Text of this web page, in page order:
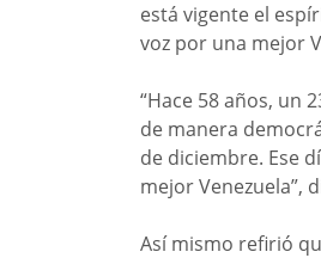
está vigente el
voz por una mejor
“Hace 58 años, un
de manera
de diciembre. Ese
mejor Venezuela”,
Así mismo refirió